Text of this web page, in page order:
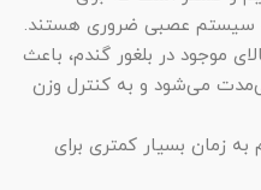
سیستم عصبی ضروری هستند.
موجود در بلغور گندم، باعث
می‌شود و به کنترل وزن
به زمان بسیار کمتری برای